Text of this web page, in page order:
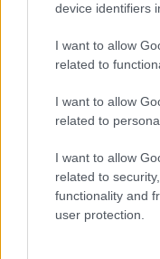
device identifiers
I want to allow
related to
I want to allow
related to
I want to allow
related to
functionality and
user protection.
LEGOLVASOTTABB